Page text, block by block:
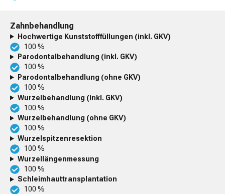
Zahnbehandlung
Hochwertige Kunststofffüllungen (inkl. GKV)
100 %
Parodontalbehandlung (inkl. GKV)
100 %
Parodontalbehandlung (ohne GKV)
100 %
Wurzelbehandlung (inkl. GKV)
100 %
Wurzelbehandlung (ohne GKV)
100 %
Wurzelspitzenresektion
100 %
Wurzellängenmessung
100 %
Schleimhauttransplantation
100 %